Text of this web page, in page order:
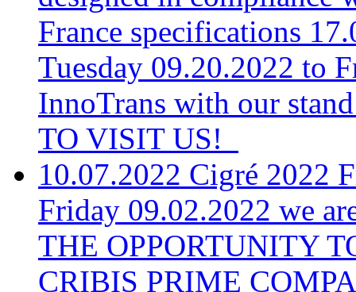
France specifications
Tuesday 09.20.2022 to
InnoTrans with our
TO VISIT US!
10.07.2022 Cigré 2022
Friday 09.02.2022 we
THE OPPORTUNITY
CRIBIS PRIME